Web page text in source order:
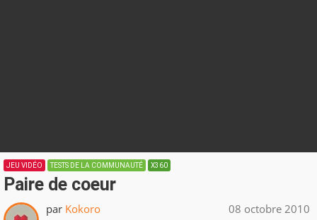
JEU VIDÉO TESTS DE LA COMMUNAUTÉ X360
Paire de coeur
par Kokoro 08 octobre 2010